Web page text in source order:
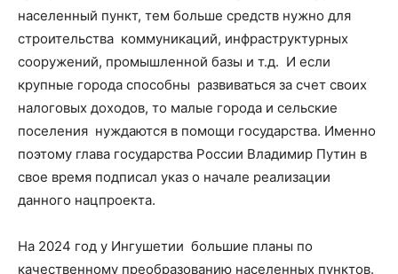
населенный пункт, тем больше средств нужно для
строительства коммуникаций, инфраструктурных
сооружений, промышленной базы и т.д. И если
крупные города способны развиваться за счет своих
налоговых доходов, то малые города и сельские
поселения нуждаются в помощи государства. Именно
поэтому глава государства России Владимир Путин в
свое время подписал указ о начале реализации
данного нацпроекта.
На 2024 год у Ингушетии большие планы по
качественному преобразованию населенных пунктов.